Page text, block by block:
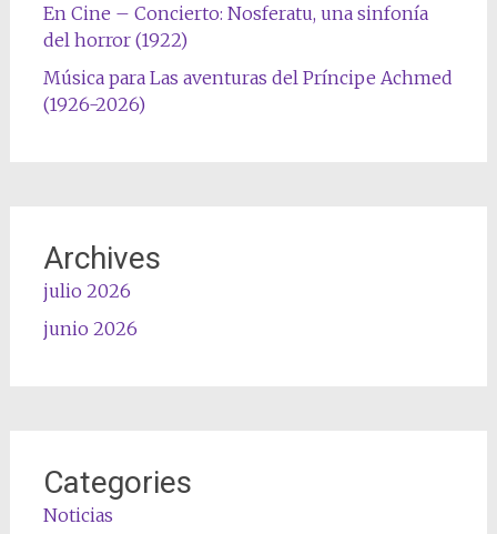
En Cine – Concierto: Nosferatu, una sinfonía
del horror (1922)
Música para Las aventuras del Príncipe Achmed
(1926-2026)
Archives
julio 2026
junio 2026
Categories
Noticias